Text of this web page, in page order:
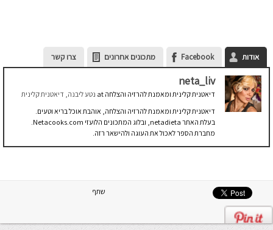
אודות Facebook מתכונים אחרונים צרו קשר
neta_liv
דיאטנית קלינית ומאמנת להרזיה והצלחה
נטע ליבנה, דיאטנית קלינית
דיאטנית קלינית ומאמנת להרזיה והצלחה, אוהבת אוכל בריא וטעים.
בעלת האתר netadieta, ובלוג המתכונים הלועזי Netacooks.com.
מחברת הספר לאכול את העוגה ולהישאר רזה.
שתף